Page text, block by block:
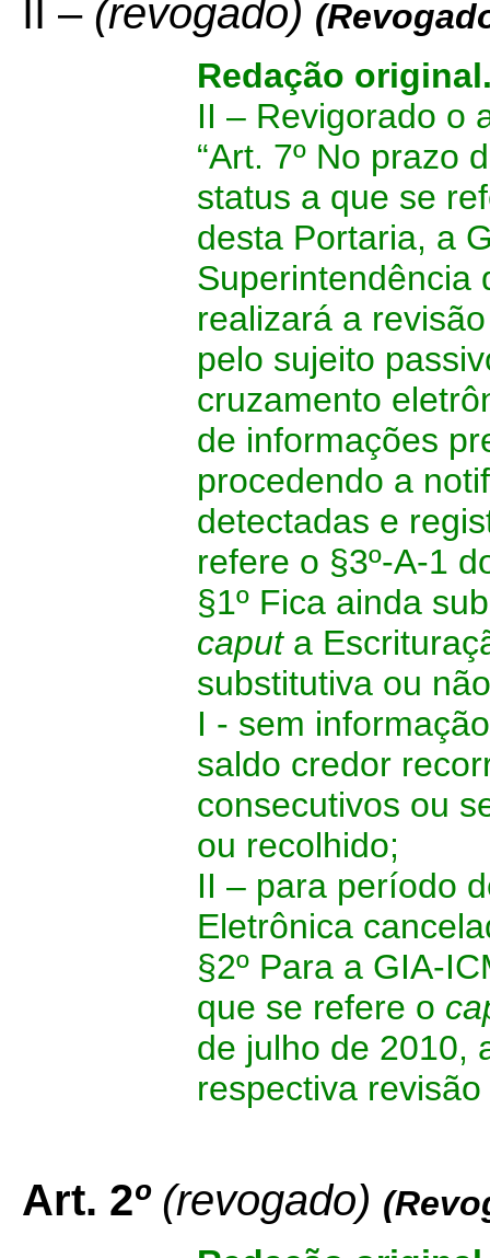
II – (revogado)
Redação
II – Revigorado o
“Art. 7º No prazo
status a que se
desta Portaria, a
Superintendência
realizará a
pelo sujeito
cruzamento
de informações
procedendo a
detectadas e
refere o §3º-A-1
§1º Fica ainda
caputa
substitutiva ou
I - sem
saldo credor
consecutivos ou
ou recolhido;
II – para período
Eletrônica
§2º Para a GIA-
que se refere o
de julho de 2010,
respectiva
Art. 2º (revogado)